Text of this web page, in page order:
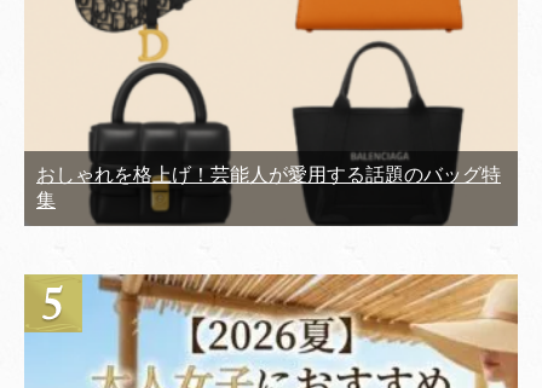
おしゃれを格上げ！芸能人が愛用する話題のバッグ特
集